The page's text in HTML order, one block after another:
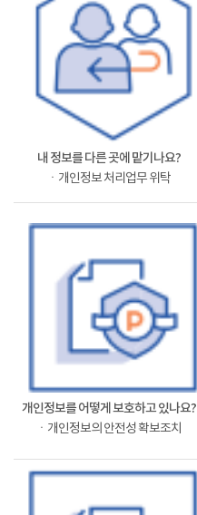
내 정보를 다른 곳에 맡기나요?
ㆍ개인정보 처리업무 위탁
개인정보를 어떻게 보호하고 있나요?
ㆍ개인정보의 안전성 확보조치